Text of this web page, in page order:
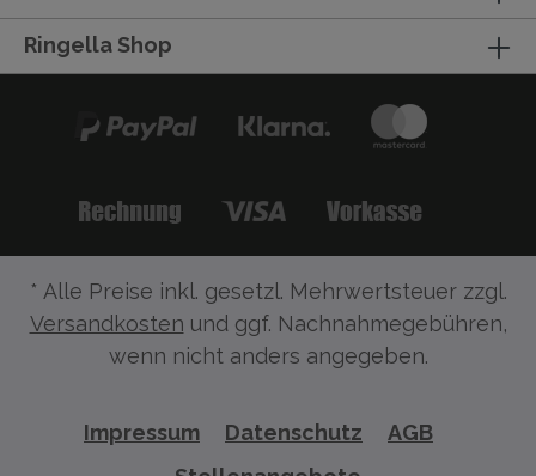
Ringella Shop
* Alle Preise inkl. gesetzl. Mehrwertsteuer zzgl.
Versandkosten und ggf. Nachnahmegebühren,
wenn nicht anders angegeben.
Impressum Datenschutz
AGB